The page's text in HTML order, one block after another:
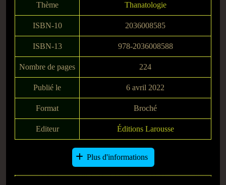
Thème Thanatologie
ISBN-10 2036008585
ISBN-13 978-2036008588
Nombre de pages 224
Publié le 6 avril 2022
Format Broché
Editeur Éditions Larousse
Plus d'informations